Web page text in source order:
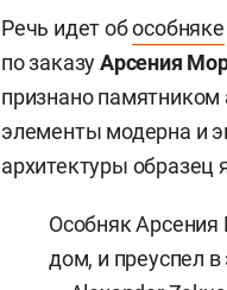
Речь идет обособняке
по заказуАрсения
признано памятником
элементы модерна и
архитектуры образец
Особняк
дом, и преуспел в